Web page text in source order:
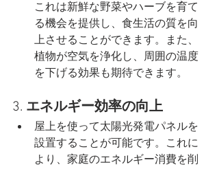
これは新鮮な野菜やハーブを育て
る機会を提供し、食生活の質を向
上させることができます。また、
植物が空気を浄化し、周囲の温度
を下げる効果も期待できます。
3. エネルギー効率の向上
屋上を使って太陽光発電パネルを
設置することが可能です。これに
より、家庭のエネルギー消費を削